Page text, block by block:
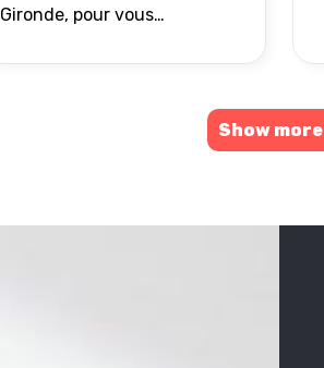
Gironde, pour vous
projets immobiliers.
Show more